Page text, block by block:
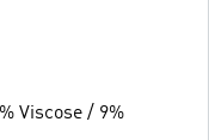
Viscose / 9%